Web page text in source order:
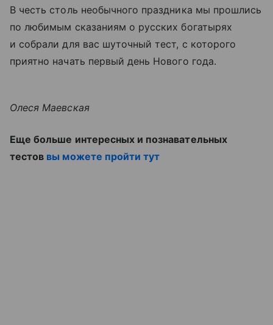
В честь столь необычного праздника мы прошлись
по любимым сказаниям о русских богатырях
и собрали для вас шуточный тест, с которого
приятно начать первый день Нового года.
Олеся Маевская
Еще больше интересных и познавательных
тестов вы можете пройти тут